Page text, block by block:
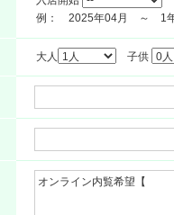
例： 2025年04月 ～ 1
大人 子供